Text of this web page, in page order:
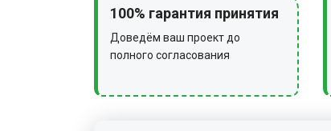
100% гарантия принятия
Доведём ваш проект до
полного согласования